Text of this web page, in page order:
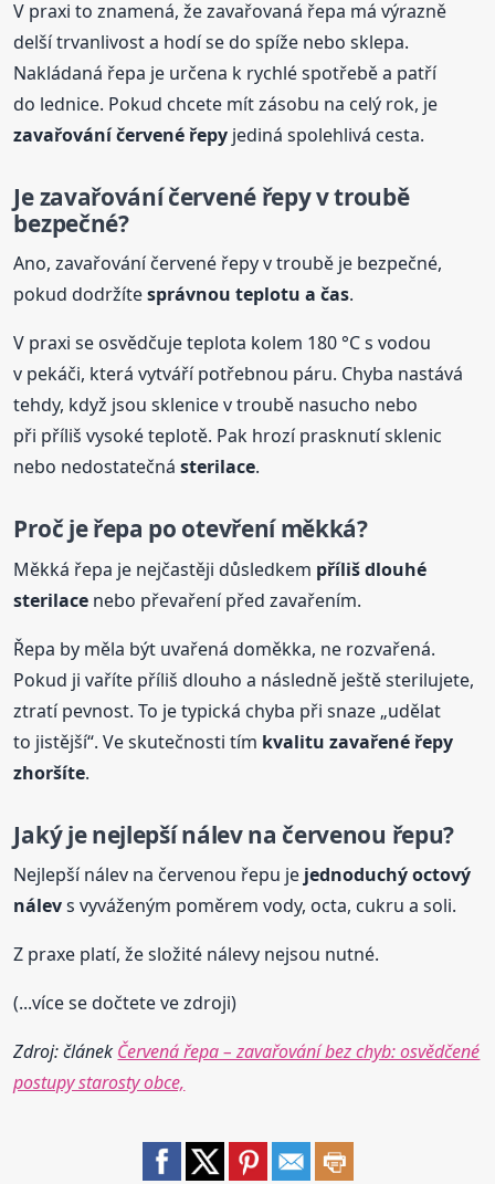
V praxi to znamená, že zavařovaná řepa má výrazně
delší trvanlivost a hodí se do spíže nebo sklepa.
Nakládaná řepa je určena k rychlé spotřebě a patří
do lednice. Pokud chcete mít zásobu na celý rok, je
zavařování červené řepy jediná spolehlivá cesta.
Je zavařování červené řepy v troubě
bezpečné?
Ano, zavařování červené řepy v troubě je bezpečné,
pokud dodržítesprávnou teplotu a čas.
V praxi se osvědčuje teplota kolem 180 °C s vodou
v pekáči, která vytváří potřebnou páru. Chyba nastává
tehdy, když jsou sklenice v troubě nasucho nebo
při příliš vysoké teplotě. Pak hrozí prasknutí sklenic
nebo nedostatečnásterilace.
Proč je řepa po otevření měkká?
Měkká řepa je nejčastěji důsledkem příliš dlouhé
sterilace nebo převaření před zavařením.
Řepa by měla být uvařená doměkka, ne rozvařená.
Pokud ji vaříte příliš dlouho a následně ještě sterilujete,
ztratí pevnost. To je typická chyba při snaze „udělat
to jistější“. Ve skutečnosti tím kvalitu zavařené řepy
zhoršíte.
Jaký je nejlepší nálev na červenou řepu?
Nejlepší nálev na červenou řepu je jednoduchý octový
nálevs vyváženým poměrem vody, octa, cukru a soli.
Z praxe platí, že složité nálevy nejsou nutné.
(...více se dočtete ve zdroji)
Zdroj: článek Červená řepa – zavařování bez chyb: osvědčené
postupy starosty obce,